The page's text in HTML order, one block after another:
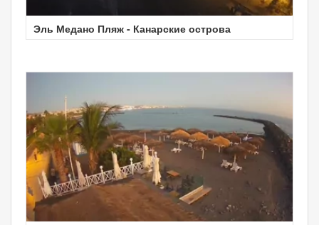
Эль Медано Пляж - Канарские острова